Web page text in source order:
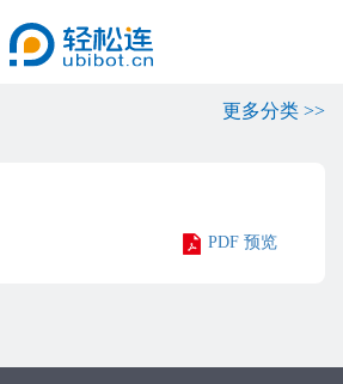
更多分类 >>
PDF 预览